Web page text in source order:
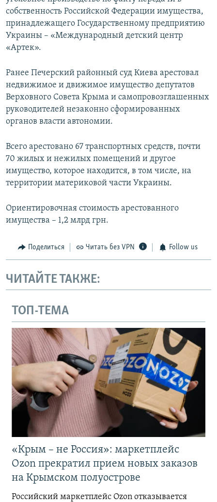
собственность Российской Федерации имущества,
принадлежащего Государственному предприятию
Украины – «Международный детский центр
«Артек».
Ранее Печерский районный суд Киева арестовал
недвижимое и движимое имущество депутатов
Верховного Совета Крыма и самопровозглашенных
руководителей незаконно сформированных
органов власти автономии.
Всего арестовано 67 транспортных средств, почти
70 жилых и нежилых помещений и другое
имущество, которое находится, в том числе, на
территории материковой части Украины.
Ориентировочная стоимость арестованного
имущества – 1,2 млрд грн.
Поделиться Читать без VPN Follow us
ЧИТАЙТЕ ТАКЖЕ:
ТОП-ТЕМА
«Крым – не Россия»: маркетплейс
Ozon прекратил прием новых заказов
на Крымском полуострове
Российский маркетплейс Ozon отказывается